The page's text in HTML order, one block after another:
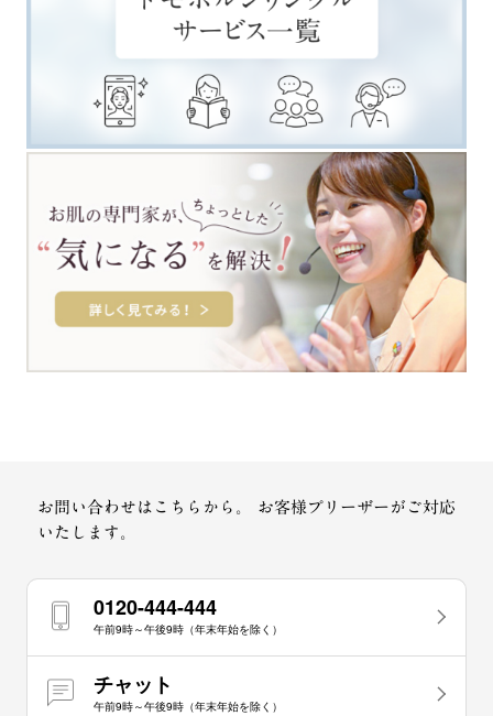
お問い合わせはこちらから。
お客様プリーザーがご対応
いたします。
0120-444-444
午前9時～午後9時（年末年始を除く）
チャット
午前9時～午後9時（年末年始を除く）